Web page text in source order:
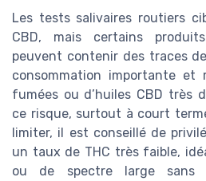
Les tests salivaires routiers
CBD, mais certains
peuvent contenir des traces
consommation importante et
fumées ou d’huiles CBD très
ce risque, surtout à court
limiter, il est conseillé de
un taux de THC très faible,
ou de spectre large sans